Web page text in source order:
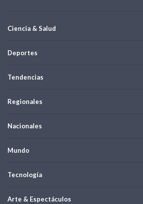
Ciencia & Salud
Deportes
Tendencias
Regionales
Nacionales
Mundo
Tecnología
Arte & Espectáculos